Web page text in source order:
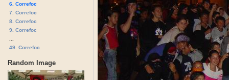
6. Correfoc
7. Correfoc
8. Correfoc
9. Correfoc
49. Correfoc
Random Image